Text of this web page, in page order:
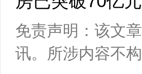
免责声明：该文
讯。所涉内容不